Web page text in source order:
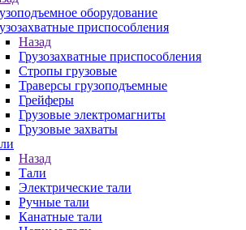
оборудование
приспособления
Назад
Грузозахватные приспособления
Стропы грузовые
Траверсы грузоподъемные
Грейферы
Грузовые электромагниты
Грузовые захваты
Назад
Тали
Электрические тали
Ручные тали
Канатные тали